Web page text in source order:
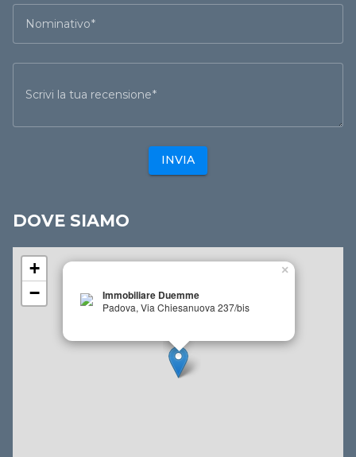
Nominativo
Scrivi la tua recensione
INVIA
DOVE SIAMO
Immobiliare Duemme
Padova, Via Chiesanuova 237/bis
×
+
−